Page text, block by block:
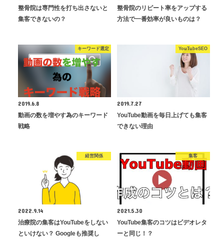
整骨院は専門性を打ち出さないと
集客できないの？
整骨院のリピート率をアップする
方法で一番効率が良いものは？
キーワード選定
2019.6.8
動画の数を増やす為のキーワード
戦略
YouTubeSEO
2019.7.27
YouTube動画を毎日上げても集客
できない理由
経営関係
2022.9.14
治療院の集客はYouTubeをしない
といけない？ Googleも推奨し
集客
2021.5.30
YouTube集客のコツはビデオレタ
ーと同じ！？